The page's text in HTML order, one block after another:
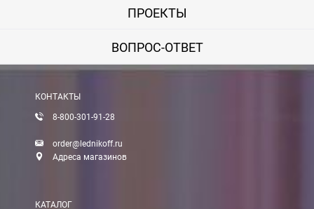
Вы можете оплатить заказ по выставленному счету в любом
Доставка:
ПРОЕКТЫ
ВОПРОС-ОТВЕТ
КОНТАКТЫ
8-800-301-91-28
order@lednikoff.ru
Адреса магазинов
КАТАЛОГ